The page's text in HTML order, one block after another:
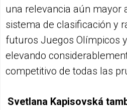
una relevancia aún mayor
sistema de clasificación y
futuros Juegos Olímpicos
elevando
competitivo de todas las
Svetlana Kapisovská